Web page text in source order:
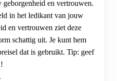
en vertrouwen.
in het ledikant van jouw
en vertrouwen ziet deze
schattig uit. Je kunt hem
dat is gebruikt. Tip: geef